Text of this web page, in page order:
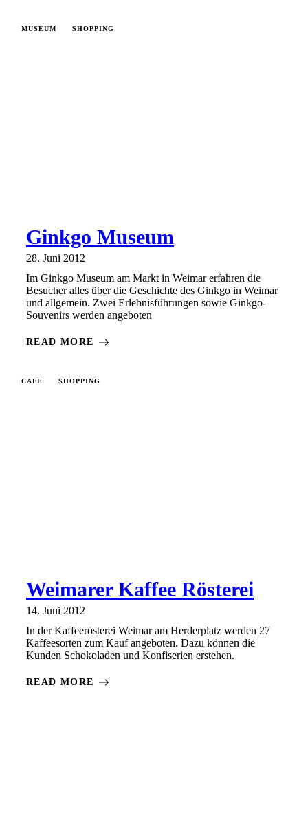
MUSEUM SHOPPING
Ginkgo Museum
28. Juni 2012
Im Ginkgo Museum am Markt in Weimar erfahren die
Besucher alles über die Geschichte des Ginkgo in Weimar
und allgemein. Zwei Erlebnisführungen sowie Ginkgo-
Souvenirs werden angeboten
READ MORE
CAFE SHOPPING
Weimarer Kaffee Rösterei
14. Juni 2012
In der Kaffeerösterei Weimar am Herderplatz werden 27
Kaffeesorten zum Kauf angeboten. Dazu können die
Kunden Schokoladen und Konfiserien erstehen.
READ MORE